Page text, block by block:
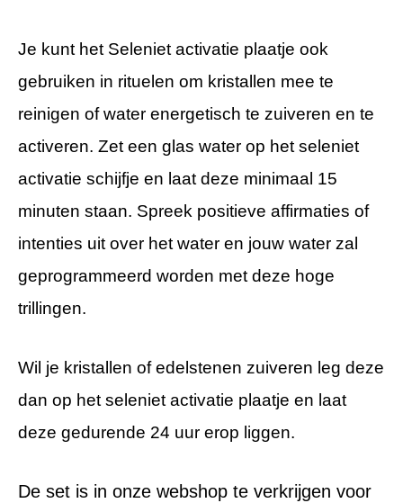
Je kunt het Seleniet activatie plaatje ook
gebruiken in rituelen om kristallen mee te
reinigen of water energetisch te zuiveren en te
activeren. Zet een glas water op het seleniet
activatie schijfje en laat deze minimaal 15
minuten staan. Spreek positieve affirmaties of
intenties uit over het water en jouw water zal
geprogrammeerd worden met deze hoge
trillingen.
Wil je kristallen of edelstenen zuiveren leg deze
dan op het seleniet activatie plaatje en laat
deze gedurende 24 uur erop liggen.
De set is in onze webshop te verkrijgen voor